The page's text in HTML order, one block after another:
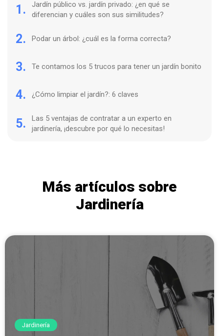
1.
Jardín público vs. jardín privado: ¿en qué se
diferencian y cuáles son sus similitudes?
2. Podar un árbol: ¿cuál es la forma correcta?
3. Te contamos los 5 trucos para tener un jardín bonito
4. ¿Cómo limpiar el jardín?: 6 claves
5.
Las 5 ventajas de contratar a un experto en
jardinería, ¡descubre por qué lo necesitas!
Más artículos sobre
Jardinería
Jardinería